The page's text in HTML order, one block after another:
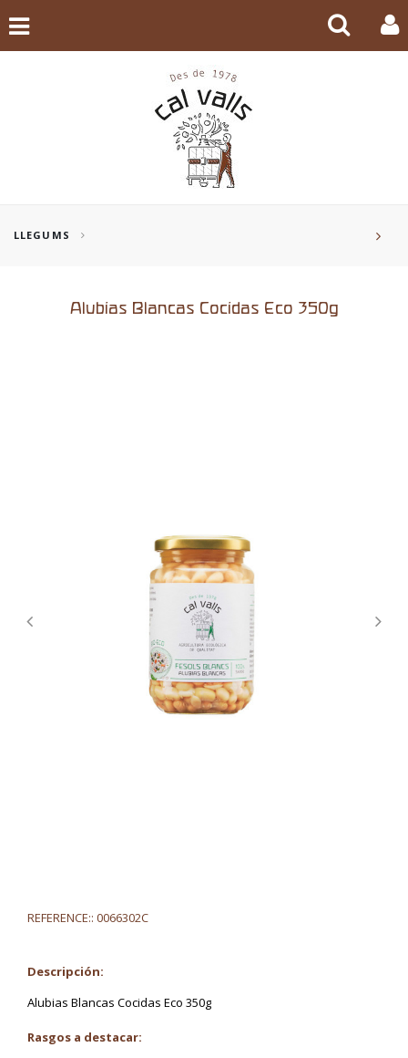
LLEGUMS
Alubias Blancas Cocidas Eco 350g
REFERENCE:: 0066302C
Descripción:
Alubias Blancas Cocidas Eco 350g
Rasgos a destacar: